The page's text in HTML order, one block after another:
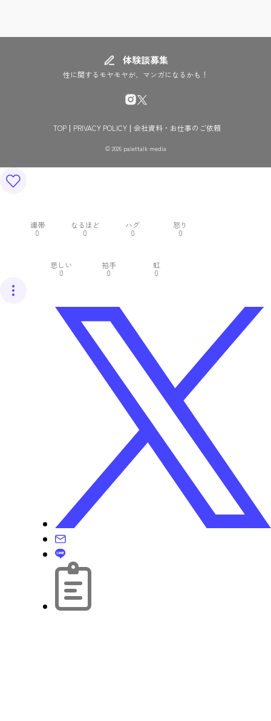
体験談募集
性に関するモヤモヤが、マンガになるかも！
TOP PRIVACY POLICY 会社資料・お仕事のご依頼
© 2026 palettalk media
連帯
0
なるほど
0
ハグ
0
怒り
0
悲しい
0
拍手
0
虹
0